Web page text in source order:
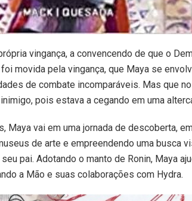
vingança, a convencendo de que o
movida pela vingança, que Maya se
de combate incomparáveis. Mas que
pois estava a cegando em uma
Maya vai em uma jornada de descoberta,
de arte e empreendendo uma busca
pai. Adotando o manto de Ronin, Maya
a Mão e suas colaborações com Hydra.